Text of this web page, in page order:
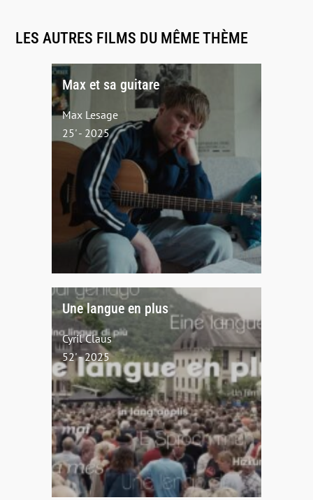
LES AUTRES FILMS DU MÊME THÈME
Max et sa guitare
Max Lesage
25' - 2025
Une langue en plus
Cyril Claus
52' - 2025